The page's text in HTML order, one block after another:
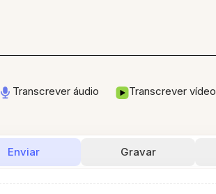
Transcrever áudio Transcrever vídeo
Enviar Gravar